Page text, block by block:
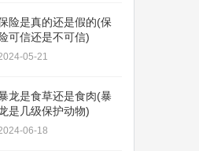
险是真的还是假的(保
险可信还是不可信)
05-21
龙是食草还是食肉(暴
是几级保护动物)
06-18